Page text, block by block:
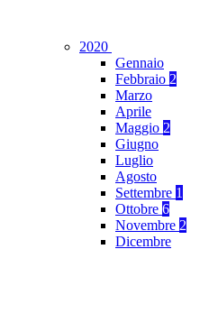
2020
Gennaio
Febbraio 2
Marzo
Aprile
Maggio 2
Giugno
Luglio
Agosto
Settembre 1
Ottobre 6
Novembre 2
Dicembre